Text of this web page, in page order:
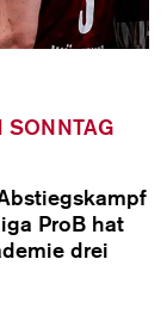
SONNTAG
ProB hat
drei